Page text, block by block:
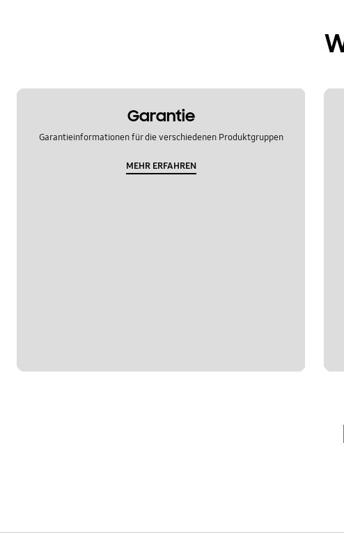
Garantie
Garantieinformationen für die verschiedenen Produktgruppen
MEHR ERFAHREN